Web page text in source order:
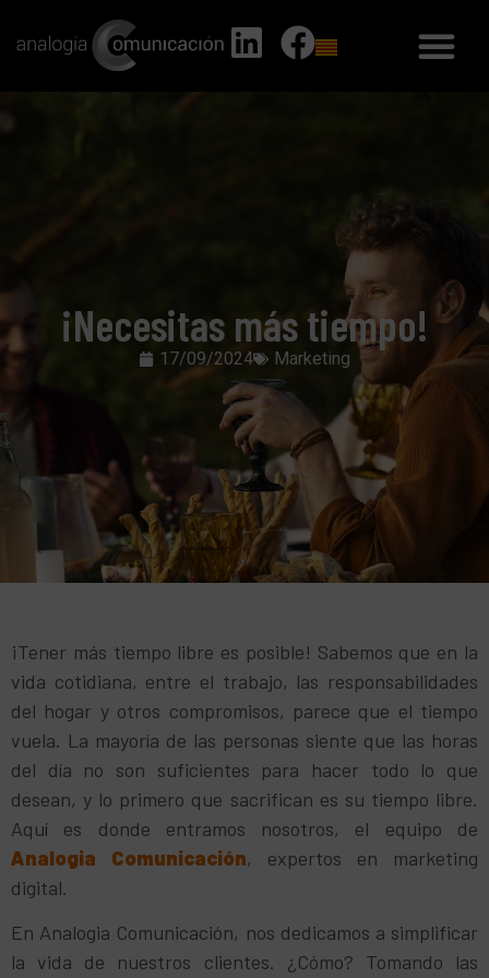
¡Necesitas más tiempo!
17/09/2024 Marketing
¡Tener más tiempo libre es posible! Sabemos que en la
vida cotidiana, entre el trabajo, las responsabilidades
del hogar y otros compromisos, parece que el tiempo
vuela. La mayoría de las personas siente que las horas
del día no son suficientes para hacer todo lo que
desean, y lo primero que sacrifican es su tiempo libre.
Aquí es donde entramos nosotros, el equipo de
Analogia Comunicación, expertos en marketing
digital.
En Analogia Comunicación, nos dedicamos a simplificar
la vida de nuestros clientes. ¿Cómo? Tomando las